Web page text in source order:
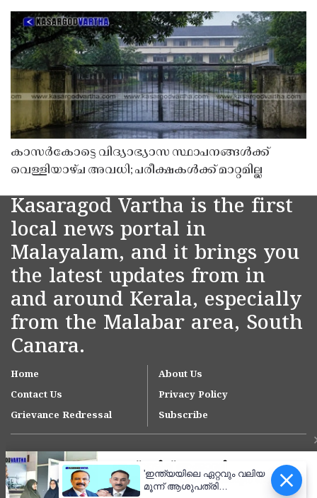
കാസർകോട്ടെ വിദ്യാഭ്യാസ സ്ഥാപനങ്ങൾക്ക്
വെള്ളിയാഴ്ച അവധി; പരീക്ഷകൾക്ക് മാറ്റമില്ല
Kasaragod Vartha is the first
local news portal in
Malayalam, and it brings you
the latest updates from in
and around Kerala, especially
from the Malabar area, South
Canara.
Home
About Us
Contact Us
Privacy Policy
Grievance Redressal
Subscribe
'ഇന്ത്യയിലെ ഏറ്റവും വലിയ
മൂന്ന് ആശുപത്രി